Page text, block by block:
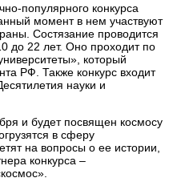
популярного конкурса
момент в нем участвуют
Состязание проводится
до 22 лет. Оно проходит по
который
РФ. Также конкурс входит
науки и
и будет посвящен космосу
в сферу
на вопросы о ее истории,
конкурса –